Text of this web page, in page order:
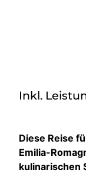
Inkl.
Diese Reise
Emilia-
kulinarischen